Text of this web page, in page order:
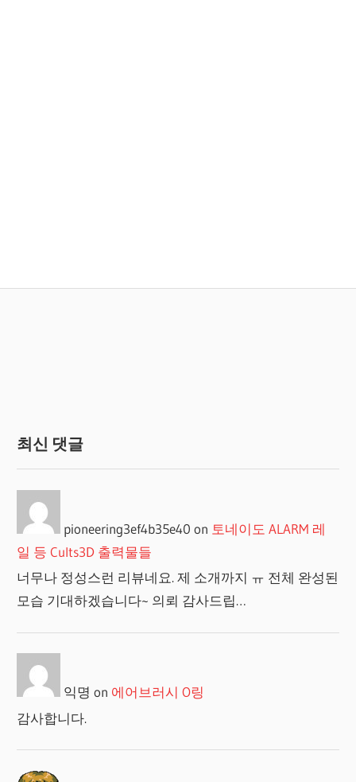
최신 댓글
pioneering3ef4b35e40 on 토네이도 ALARM 레
일 등 Cults3D 출력물들
너무나 정성스런 리뷰네요. 제 소개까지 ㅠ 전체 완성된
모습 기대하겠습니다~ 의뢰 감사드립…
익명 on 에어브러시 O링
감사합니다.